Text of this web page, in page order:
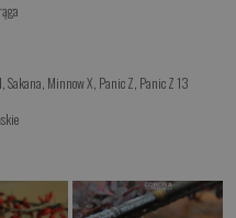
,Sakana Minnow X Panic Z Panic Z 13